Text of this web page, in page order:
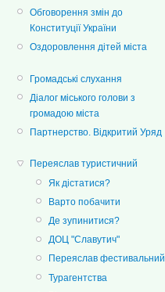
Обговорення змін до
Конституції України
Оздоровлення дітей міста
Громадські слухання
Діалог міського голови з
громадою міста
Партнерство. Відкритий Уряд
Переяслав туристичний
Як дістатися?
Варто побачити
Де зупинитися?
ДОЦ "Славутич"
Переяслав фестивальний
Турагентства